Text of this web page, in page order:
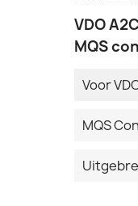
VDO
MQS
Voor
MQS